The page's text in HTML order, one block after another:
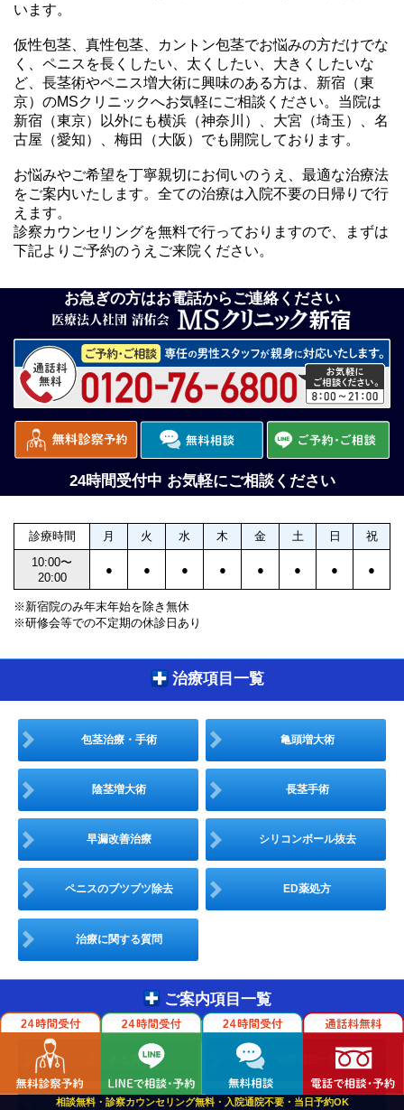
います。
仮性包茎、真性包茎、カントン包茎でお悩みの方だけでな
く、ペニスを長くしたい、太くしたい、大きくしたいな
ど、長茎術やペニス増大術に興味のある方は、新宿（東
京）のMSクリニックへお気軽にご相談ください。当院は
新宿（東京）以外にも横浜（神奈川）、大宮（埼玉）、名
古屋（愛知）、梅田（大阪）でも開院しております。
お悩みやご希望を丁寧親切にお伺いのうえ、最適な治療法
をご案内いたします。全ての治療は入院不要の日帰りで行
えます。
診察カウンセリングを無料で行っておりますので、まずは
下記よりご予約のうえご来院ください。
お急ぎの方はお電話からご連絡ください
24時間受付中 お気軽にご相談ください
診療時間 月 火 水 木 金 土 日
祝
10:00〜
20:00
● ● ● ● ● ● ● ●
※新宿院のみ年末年始を除き無休
※研修会等での不定期の休診日あり
治療項目一覧
包茎治療・手術 亀頭増大術
陰茎増大術 長茎手術
早漏改善治療 シリコンボール抜去
ペニスのブツブツ除去 ED薬処方
治療に関する質問
ご案内項目一覧
よくある質問 治療項目一覧
相談無料・診察カウンセリング無料・入院通院不要・当日予約OK